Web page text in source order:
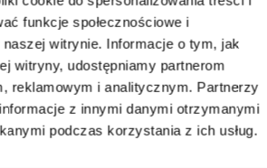
funkcje społecznościowe i
witrynie. Informacje o tym, jak
witryny, udostępniamy partnerom
reklamowym i analitycznym. Partnerzy
z innymi danymi otrzymanymi
podczas korzystania z ich usług.
efektywnie wspierają
stron naszych klientów z